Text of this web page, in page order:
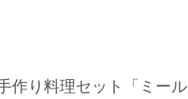
作り料理セット「ミール